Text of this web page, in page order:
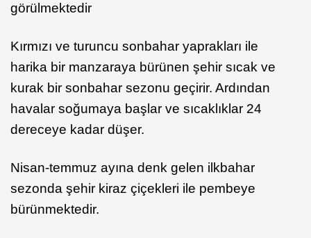
görülmektedir
Kırmızı ve turuncu sonbahar yaprakları ile
harika bir manzaraya bürünen şehir sıcak ve
kurak bir sonbahar sezonu geçirir. Ardından
havalar soğumaya başlar ve sıcaklıklar 24
dereceye kadar düşer.
Nisan-temmuz ayına denk gelen ilkbahar
sezonda şehir kiraz çiçekleri ile pembeye
bürünmektedir.